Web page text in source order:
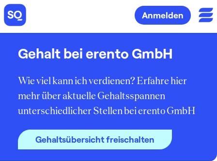
Anmelden
Gehalt bei erento GmbH
Wie viel kann ich verdienen? Erfahre hier
mehr über aktuelle Gehaltsspannen
unterschiedlicher Stellen bei erento GmbH
Gehaltsübersicht freischalten